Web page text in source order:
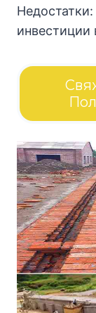
инвестиции